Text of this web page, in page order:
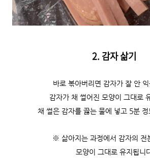
2. 감자 삶기
바로 볶아버리면 감자가 잘 안 익
감자가 채 썰어진 모양이 그대로
채 썰은 감자를 끓는 물에 넣고 5분 정
※ 삶아지는 과정에서 감자의 전
모양이 그대로 유지됩니